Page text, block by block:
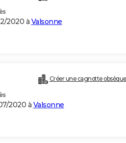
2020 à Valsonne
Créer une cagnotte
2020 à Valsonne